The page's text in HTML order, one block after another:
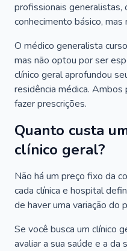
profissionais generalistas,
conhecimento básico, mas
O médico generalista
mas não optou por ser
clínico geral aprofundou
residência médica.
fazer prescrições.
Quanto custa
clínico geral?
Não há um preço fixo da
cada clínica e hospital
de haver uma variação do
Se você busca um clínico
avaliar a sua saúde e a da